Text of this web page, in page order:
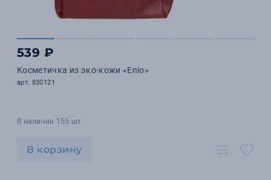
539 ₽
Косметичка из эко-кожи «Enio»
арт. 830121
В наличии 155 шт.
В корзину